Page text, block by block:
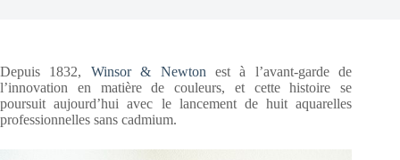
Depuis 1832, Winsor & Newton est à l’avant-garde de
l’innovation en matière de couleurs, et cette histoire se
poursuit aujourd’hui avec le lancement de huit aquarelles
professionnelles sans cadmium.